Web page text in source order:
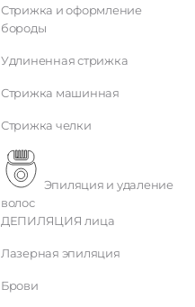
Стрижка и оформление
бороды
Удлиненная стрижка
Стрижка машинная
Стрижка челки
волос
ДЕПИЛЯЦИЯ лица
Лазерная эпиляция
Брови